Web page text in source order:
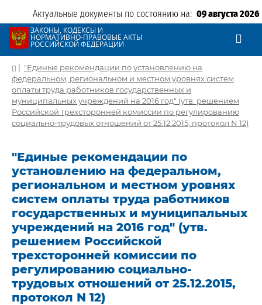
Актуальные документы по состоянию на: 09 августа 2026
ЗАКОНЫ, КОДЕКСЫ И
НОРМАТИВНО-ПРАВОВЫЕ АКТЫ
РОССИЙСКОЙ ФЕДЕРАЦИИ
| "Единые рекомендации по установлению на
федеральном, региональном и местном уровнях систем
оплаты труда работников государственных и
муниципальных учреждений на 2016 год" (утв. решением
Российской трехсторонней комиссии по регулированию
социально-трудовых отношений от 25.12.2015, протокол N 12)
"Единые рекомендации по
установлению на федеральном,
региональном и местном уровнях
систем оплаты труда работников
государственных и муниципальных
учреждений на 2016 год" (утв.
решением Российской
трехсторонней комиссии по
регулированию социально-
трудовых отношений от 25.12.2015,
протокол N 12)